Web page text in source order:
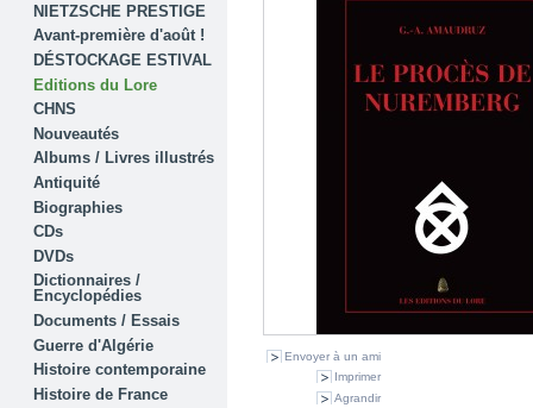
NIETZSCHE PRESTIGE
Avant-première d'août !
DÉSTOCKAGE ESTIVAL
Editions du Lore
CHNS
Nouveautés
Albums / Livres illustrés
Antiquité
Biographies
CDs
DVDs
Dictionnaires /
Encyclopédies
Documents / Essais
Guerre d'Algérie
Histoire contemporaine
Histoire de France
Envoyer à un ami
Imprimer
Agrandir